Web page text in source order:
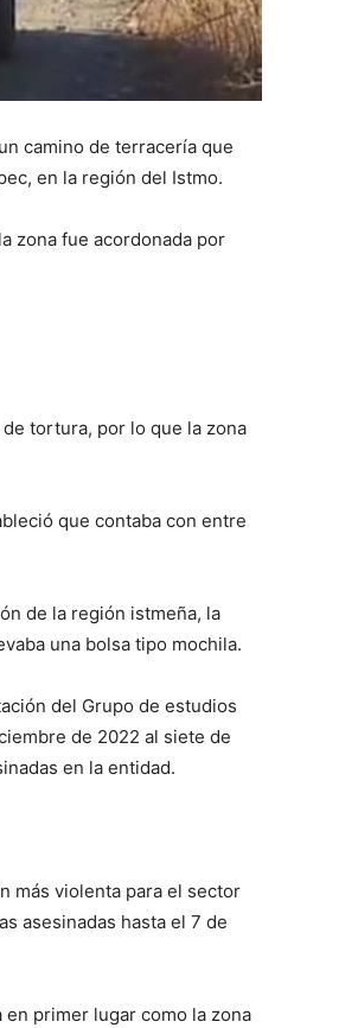
camino de terracería que
en la región del Istmo.
zona fue acordonada por
tortura, por lo que la zona
que contaba con entre
de la región istmeña, la
una bolsa tipo mochila.
del Grupo de estudios
de 2022 al siete de
en la entidad.
más violenta para el sector
asesinadas hasta el 7 de
primer lugar como la zona